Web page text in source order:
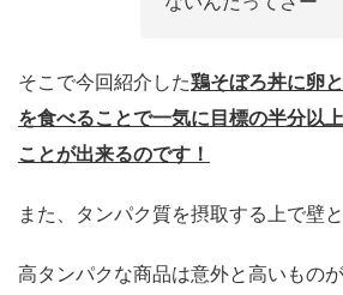
そこで今回紹介した鶏そぼろ丼に卵
を食べることで一気に目標の半分以
ことが出来るのです！
また、タンパク質を摂取する上で壁
高タンパクな商品は意外と高いもの